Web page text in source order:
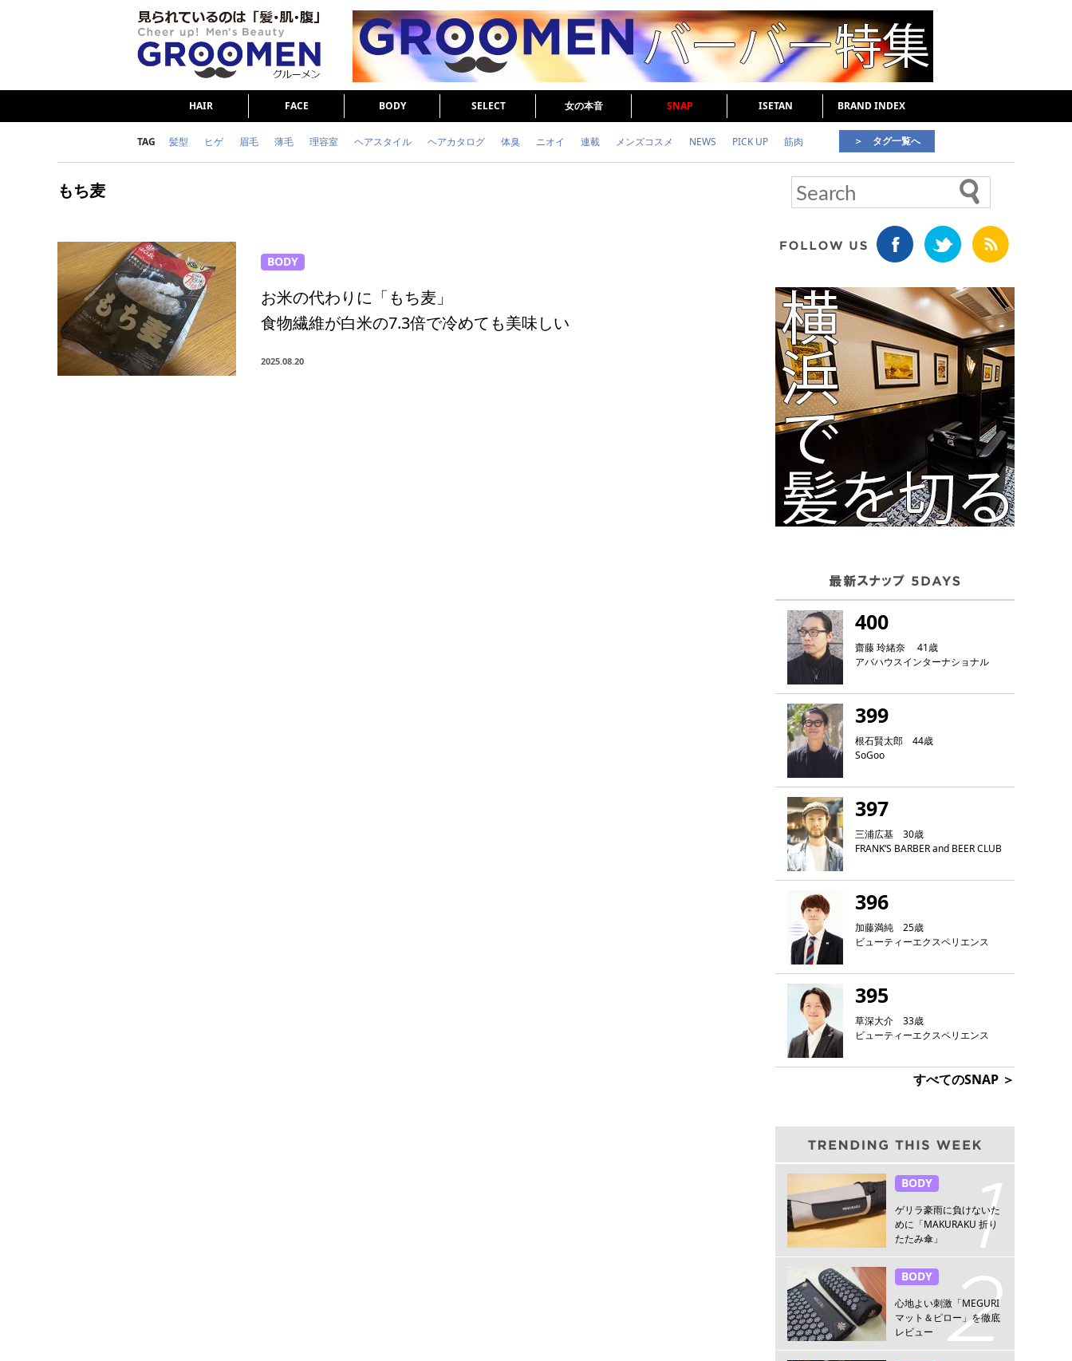
HAIR FACE BODY SELECT 女の本音 SNAP ISETAN BRAND INDEX
TAG 髪型 ヒゲ 眉毛 薄毛 理容室 ヘアスタイル ヘアカタログ 体臭 ニオイ 連載 メンズコスメ NEWS PICK UP 筋肉
頭皮ケア
＞ タグ一覧へ
もち麦
BODY
お米の代わりに「もち麦」
食物繊維が白米の7.3倍で冷めても美味しい
2025.08.20
400
齋藤 玲緒奈 41歳
アバハウスインターナショナル
399
根石賢太郎 44歳
SoGoo
397
三浦広基 30歳
FRANK‘S BARBER and BEER CLUB
396
加藤満純 25歳
ビューティーエクスペリエンス
395
草深大介 33歳
ビューティーエクスペリエンス
すべてのSNAP ＞
BODY
ゲリラ豪雨に負けないた
めに「MAKURAKU 折り
たたみ傘」
BODY
心地よい刺激「MEGURI
マット＆ピロー」を徹底
レビュー